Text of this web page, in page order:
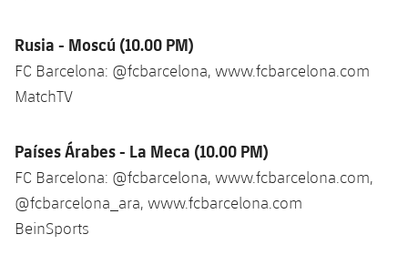
Rusia - Moscú (10.00 PM)
FC Barcelona: @fcbarcelona, www.fcbarcelona.com
MatchTV
Países Árabes - La Meca (10.00 PM)
FC Barcelona: @fcbarcelona, www.fcbarcelona.com,
@fcbarcelona_ara, www.fcbarcelona.com
BeinSports